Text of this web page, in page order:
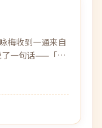
梅收到一通来自
了一句话——「别
99:58